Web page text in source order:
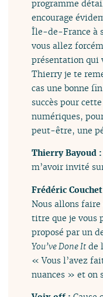
programme
encourage
Île-de-France à
vous allez
présentation qui
Thierry je te
cas une bonne
succès pour
numériques,
peut-être, une
Thierry Bayoud
m’avoir invité
Frédéric
Nous allons
titre que je vous
proposé par un
You’ve Done It de
« Vous l’avez
nuances » et on